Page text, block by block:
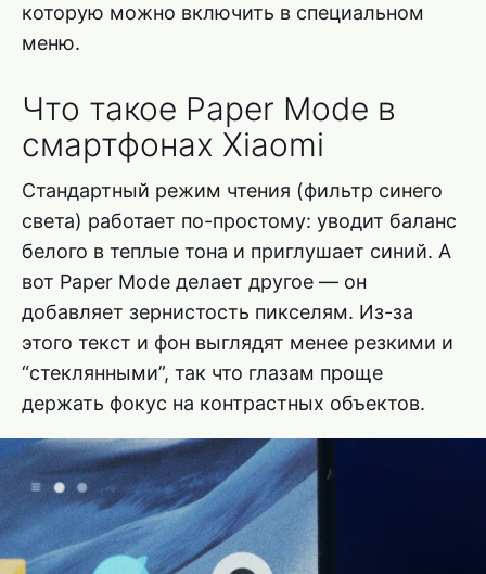
которую можно включить в специальном
меню.
Что такое Paper Mode в
смартфонах Xiaomi
Стандартный режим чтения (фильтр синего
света) работает по-простому: уводит баланс
белого в теплые тона и приглушает синий. А
вот Paper Mode делает другое — он
добавляет зернистость пикселям. Из-за
этого текст и фон выглядят менее резкими и
“стеклянными”, так что глазам проще
держать фокус на контрастных объектов.